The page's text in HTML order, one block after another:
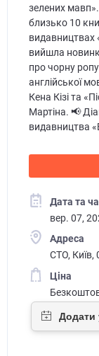
зелених
близько 10
видавництвах
вийшла
про чорну
англійської
Кена Кізі та
Мартіна. 📢
видавництва
Дата та
вер. 07,
Адреса
СТО, Київ,
Ціна